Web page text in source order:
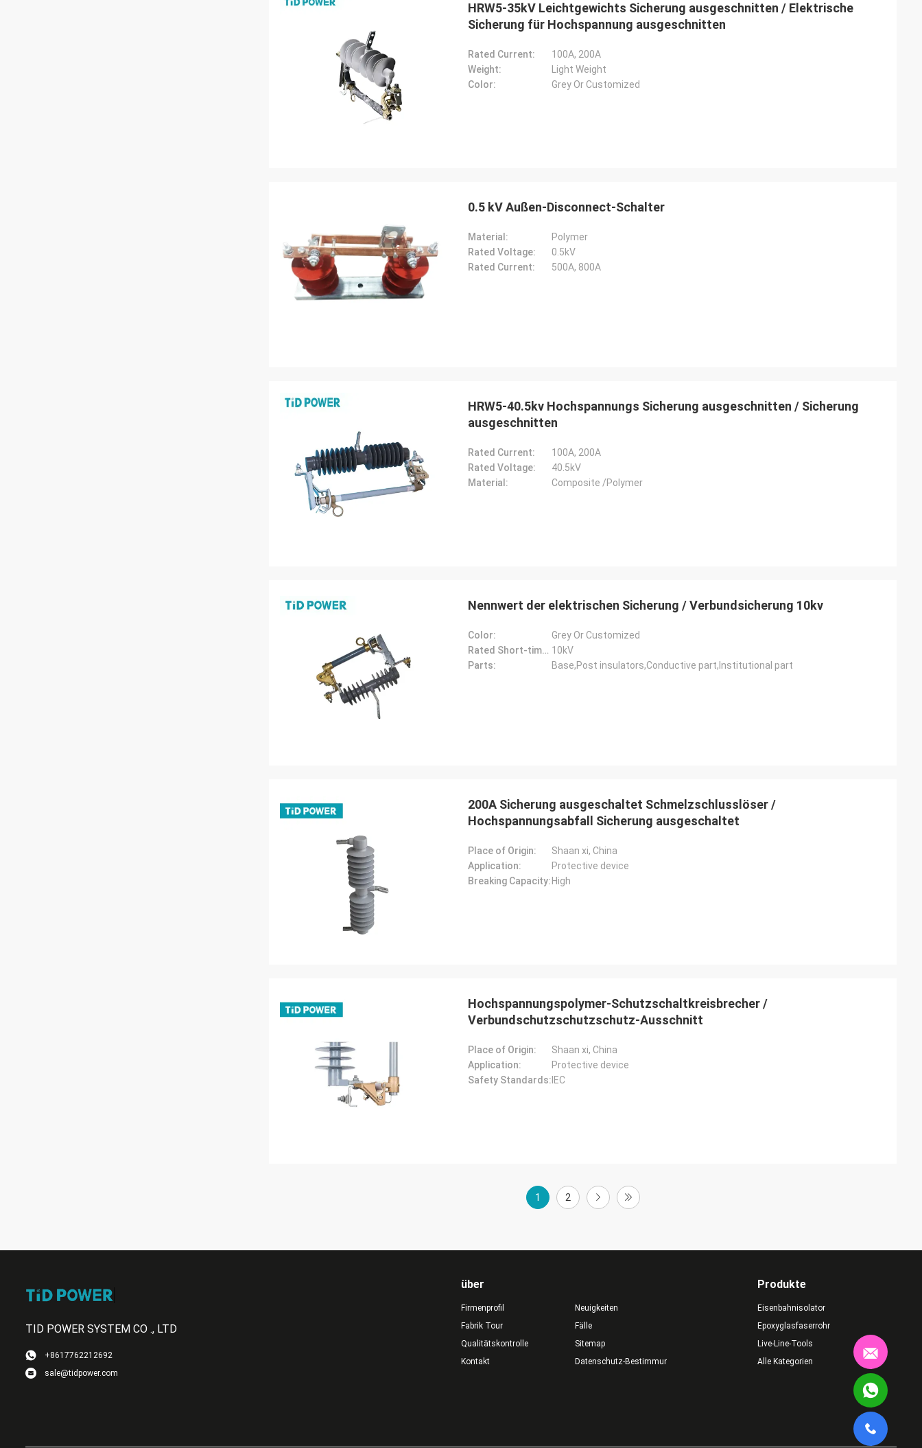
HRW5-35kV Leichtgewichts Sicherung ausgeschnitten / Elektrische
Sicherung für Hochspannung ausgeschnitten
Rated Current:
100A, 200A
Weight:
Light Weight
Color:
Grey Or Customized
0.5 kV Außen-Disconnect-Schalter
Material:
Polymer
Rated Voltage:
0.5kV
Rated Current:
500A, 800A
HRW5-40.5kv Hochspannungs Sicherung ausgeschnitten / Sicherung
ausgeschnitten
Rated Current:
100A, 200A
Rated Voltage:
40.5kV
Material:
Composite /Polymer
Nennwert der elektrischen Sicherung / Verbundsicherung 10kv
Color:
Grey Or Customized
Rated Short-time Power Frequency Withstand Voltage: 10kV
Parts:
Base,Post insulators,Conductive part,Institutional part
200A Sicherung ausgeschaltet Schmelzschlusslöser /
Hochspannungsabfall Sicherung ausgeschaltet
Place of Origin:
Shaan xi, China
Application:
Protective device
Breaking Capacity: High
Hochspannungspolymer-Schutzschaltkreisbrecher /
Verbundschutzschutzschutz-Ausschnitt
Place of Origin:
Shaan xi, China
Application:
Protective device
Safety Standards: IEC
1 2
TID POWER SYSTEM CO ., LTD
+8617762212692
sale@tidpower.com
über
Firmenprofil
Fabrik Tour
Qualitätskontrolle
Kontakt
Neuigkeiten
Fälle
Sitemap
Datenschutz-Bestimmungen
Produkte
Eisenbahnisolator
Epoxyglasfaserrohr
Live-Line-Tools
Alle Kategorien